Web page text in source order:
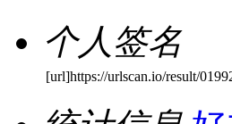
个人签名
[url]https://urlscan.io/result/